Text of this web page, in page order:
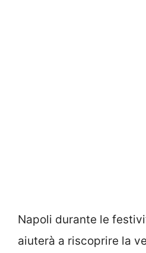
Napoli durante le
aiuterà a riscoprire la